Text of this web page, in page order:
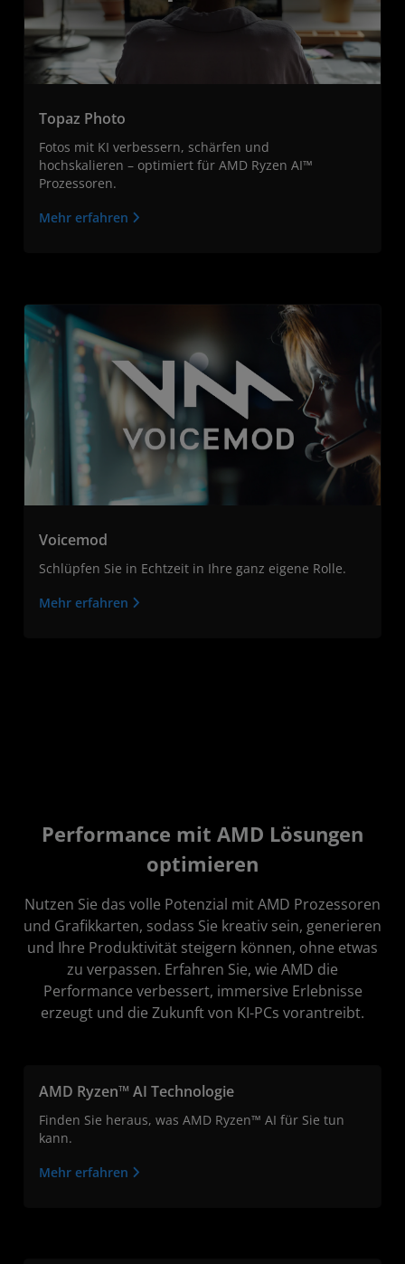
Topaz Photo
Fotos mit KI verbessern, schärfen und
hochskalieren – optimiert für AMD Ryzen AI™
Prozessoren.
Mehr erfahren
Voicemod
Schlüpfen Sie in Echtzeit in Ihre ganz eigene Rolle.
Mehr erfahren
Performance mit AMD Lösungen
optimieren
Nutzen Sie das volle Potenzial mit AMD Prozessoren
und Grafikkarten, sodass Sie kreativ sein, generieren
und Ihre Produktivität steigern können, ohne etwas
zu verpassen. Erfahren Sie, wie AMD die
Performance verbessert, immersive Erlebnisse
erzeugt und die Zukunft von KI-PCs vorantreibt.
AMD Ryzen™ AI Technologie
Finden Sie heraus, was AMD Ryzen™ AI für Sie tun
kann.
Mehr erfahren